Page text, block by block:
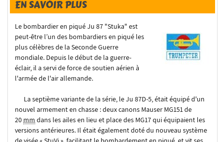
EN SAVOIR PLUS
Le bombardier en piqué Ju 87 "Stuka" est
peut-être l’un des bombardiers en piqué les
plus célèbres de la Seconde Guerre
mondiale. Depuis le début de la guerre-
éclair, il a servi de force de soutien aérien à
l'armée de l'air allemande.
La septième variante de la série, le Ju 87D-5, était équipé d'un
nouvel armement en chasse : deux canons Mauser MG151 de
20 mm dans les ailes en lieu et place des MG17 qui équipaient les
versions antérieures. Il était également doté du nouveau système